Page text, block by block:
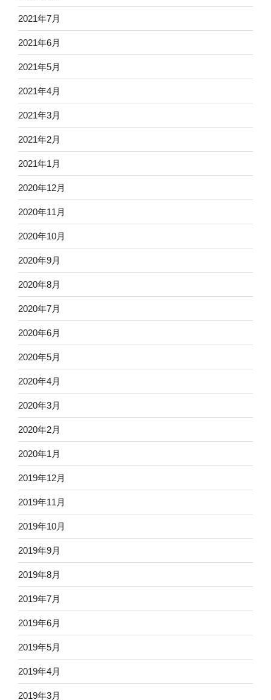
2021年7月
2021年6月
2021年5月
2021年4月
2021年3月
2021年2月
2021年1月
2020年12月
2020年11月
2020年10月
2020年9月
2020年8月
2020年7月
2020年6月
2020年5月
2020年4月
2020年3月
2020年2月
2020年1月
2019年12月
2019年11月
2019年10月
2019年9月
2019年8月
2019年7月
2019年6月
2019年5月
2019年4月
2019年3月